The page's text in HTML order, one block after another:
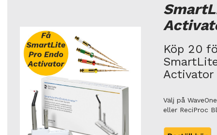
Köp 20
Activator
Välj på
eller ReciProc